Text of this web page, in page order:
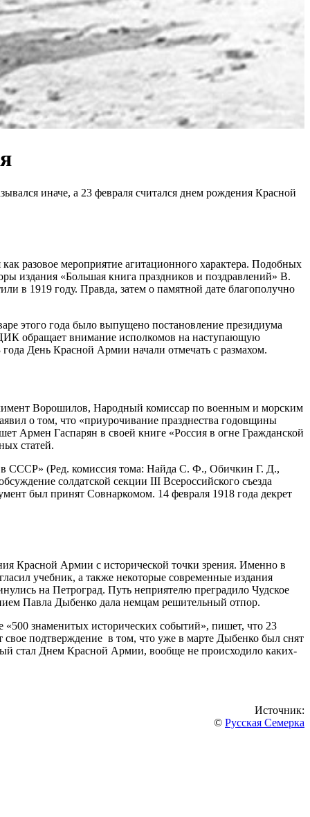
иначе, а 23 февраля считался днем рождения Красной
разовое мероприятие агитационного характера. Подобных
издания «Большая книга праздников и поздравлений» В.
в 1919 году. Правда, затем о памятной дате благополучно
этого года было выпущено постановление президиума
обращает внимание исполкомов на наступающую
День Красной Армии начали отмечать с размахом.
Ворошилов, Народный комиссар по военным и морским
о том, что «приурочивание празднества годовщины
Армен Гаспарян в своей книге «Россия в огне Гражданской
статей.
в СССР» (Ред. комиссия тома: Найда С. Ф., Обичкин Г. Д.,
солдатской секции III Всероссийского съезда
был принят Совнаркомом. 14 февраля 1918 года декрет
Красной Армии с исторической точки зрения. Именно в
учебник, а также некоторые современные издания
на Петроград. Путь неприятелю преградило Чудское
Павла Дыбенко дала немцам решительный отпор.
знаменитых исторических событий», пишет, что 23
подтверждение в том, что уже в марте Дыбенко был снят
стал Днем Красной Армии, вообще не происходило каких-
Источник:
© Русская Семерка